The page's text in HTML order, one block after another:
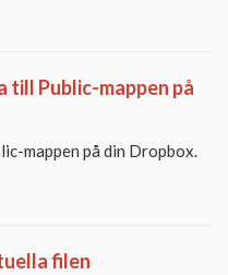
till Public-mappen på
mappen på din Dropbox.
filen